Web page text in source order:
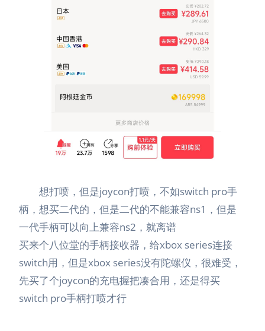
想打喷，但是joycon打喷，不如switch pro手
柄，想买二代的，但是二代的不能兼容ns1，但是
一代手柄可以向上兼容ns2，就离谱
买来个八位堂的手柄接收器，给xbox series连接
switch用，但是xbox series没有陀螺仪，很难受，
先买了个joycon的充电握把凑合用，还是得买
switch pro手柄打喷才行